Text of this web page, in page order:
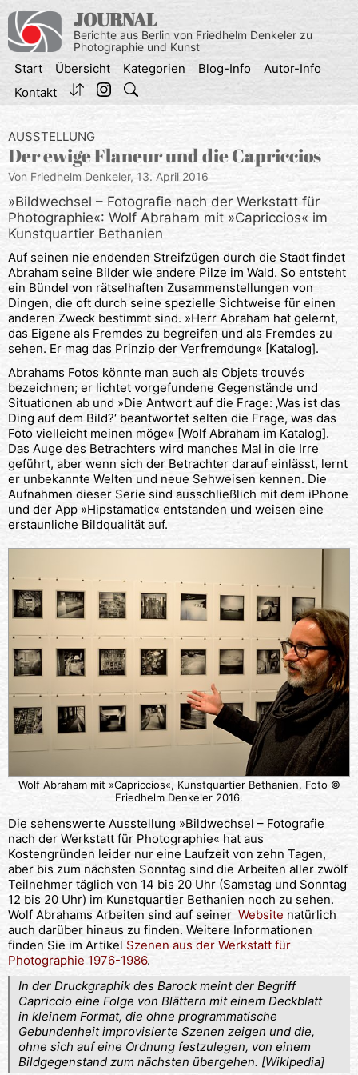
Inhalt
springen
JOURNAL
Berichte aus Berlin von Friedhelm Denkeler zu
Photographie und Kunst
Start Übersicht Kategorien Blog-Info
Autor-Info
Kontakt
AUSSTELLUNG
Der ewige Flaneur und die Capriccios
Von Friedhelm Denkeler, 13. April 2016
»Bildwechsel – Fotografie nach der Werkstatt für
Photographie«: Wolf Abraham mit »Capriccios« im
Kunstquartier Bethanien
Auf seinen nie endenden Streifzügen durch die Stadt findet
Abraham seine Bilder wie andere Pilze im Wald. So entsteht
ein Bündel von rätselhaften Zusammenstellungen von
Dingen, die oft durch seine spezielle Sichtweise für einen
anderen Zweck bestimmt sind. »Herr Abraham hat gelernt,
das Eigene als Fremdes zu begreifen und als Fremdes zu
sehen. Er mag das Prinzip der Verfremdung« [Katalog].
Abrahams Fotos könnte man auch als Objets trouvés
bezeichnen; er lichtet vorgefundene Gegenstände und
Situationen ab und »Die Antwort auf die Frage: ‚Was ist das
Ding auf dem Bild?‘ beantwortet selten die Frage, was das
Foto vielleicht meinen möge« [Wolf Abraham im Katalog].
Das Auge des Betrachters wird manches Mal in die Irre
geführt, aber wenn sich der Betrachter darauf einlässt, lernt
er unbekannte Welten und neue Sehweisen kennen. Die
Aufnahmen dieser Serie sind ausschließlich mit dem iPhone
und der App »Hipstamatic« entstanden und weisen eine
erstaunliche Bildqualität auf.
Wolf Abraham mit »Capriccios«, Kunstquartier Bethanien, Foto ©
Friedhelm Denkeler 2016.
Die sehenswerte Ausstellung »Bildwechsel – Fotografie
nach der Werkstatt für Photographie« hat aus
Kostengründen leider nur eine Laufzeit von zehn Tagen,
aber bis zum nächsten Sonntag sind die Arbeiten aller zwölf
Teilnehmer täglich von 14 bis 20 Uhr (Samstag und Sonntag
12 bis 20 Uhr) im Kunstquartier Bethanien noch zu sehen.
Wolf Abrahams Arbeiten sind auf seiner Website natürlich
auch darüber hinaus zu finden. Weitere Informationen
finden Sie im Artikel Szenen aus der Werkstatt für
Photographie 1976-1986.
In der Druckgraphik des Barock meint der Begriff
Capriccio eine Folge von Blättern mit einem Deckblatt
in kleinem Format, die ohne programmatische
Gebundenheit improvisierte Szenen zeigen und die,
ohne sich auf eine Ordnung festzulegen, von einem
Bildgegenstand zum nächsten übergehen. [Wikipedia]